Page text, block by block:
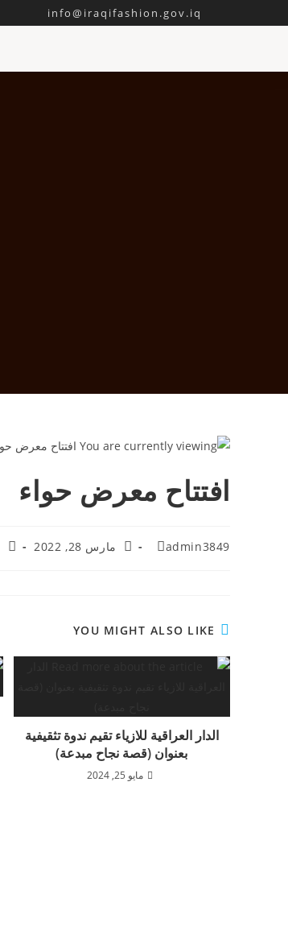
افتتاح معرض حواء
admin3849 مارس 28, 2022
YOU MIGHT ALSO LIKE
الدار العراقية للازياء تقيم ندوة تثقيفية
بعنوان (قصة نجاح مبدعة)
مايو 25, 2024